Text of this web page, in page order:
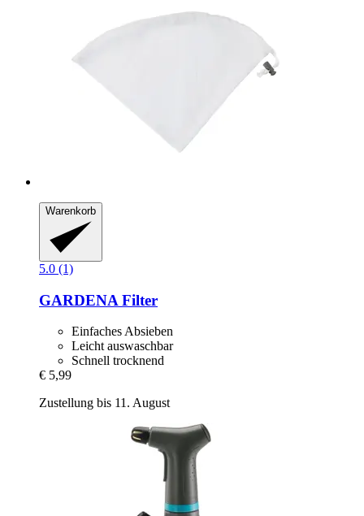
Warenkorb
5.0 (1)
GARDENA Filter
Einfaches Absieben
Leicht auswaschbar
Schnell trocknend
€ 5,99
Zustellung bis 11. August